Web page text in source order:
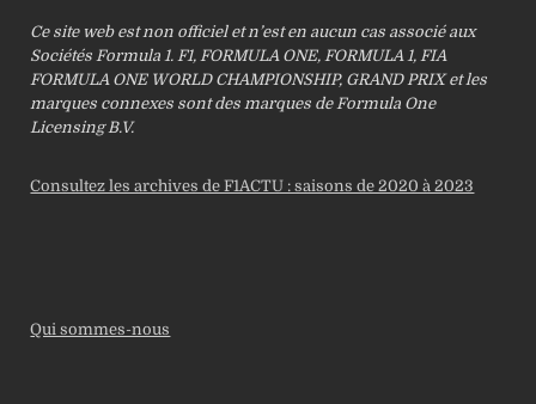
Ce site web est non officiel et n’est en aucun cas associé aux
Sociétés Formula 1. F1, FORMULA ONE, FORMULA 1, FIA
FORMULA ONE WORLD CHAMPIONSHIP, GRAND PRIX et les
marques connexes sont des marques de Formula One
Licensing B.V.
Consultez les archives de F1ACTU : saisons de 2020 à 2023
Qui sommes-nous